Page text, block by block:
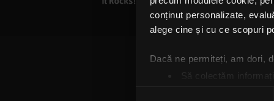
conținut personalizate,
alege cine și cu ce scopuri
Dacă ne permiteți, am dori,
Să colectăm